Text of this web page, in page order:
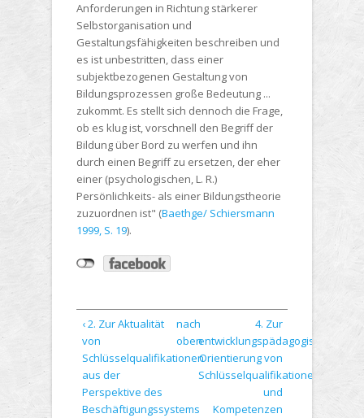
Anforderungen in Richtung stärkerer
Selbstorganisation und
Gestaltungsfähigkeiten beschreiben und
es ist unbestritten, dass einer
subjektbezogenen Gestaltung von
Bildungsprozessen große Bedeutung ...
zukommt. Es stellt sich dennoch die Frage,
ob es klug ist, vorschnell den Begriff der
Bildung über Bord zu werfen und ihn
durch einen Begriff zu ersetzen, der eher
einer (psychologischen, L. R.)
Persönlichkeits- als einer Bildungstheorie
zuzuordnen ist" (Baethge/ Schiersmann
1999, S. 19).
‹ 2. Zur Aktualität
von
Schlüsselqualifikationen
aus der
Perspektive des
Beschäftigungssystems
nach
oben
4. Zur
entwicklungspädagogischen
Orientierung von
Schlüsselqualifikationen
und
Kompetenzen